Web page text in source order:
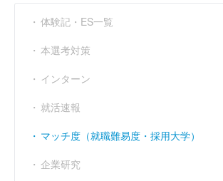
体験記・ES一覧
本選考対策
インターン
就活速報
マッチ度（就職難易度・採用大学）
企業研究